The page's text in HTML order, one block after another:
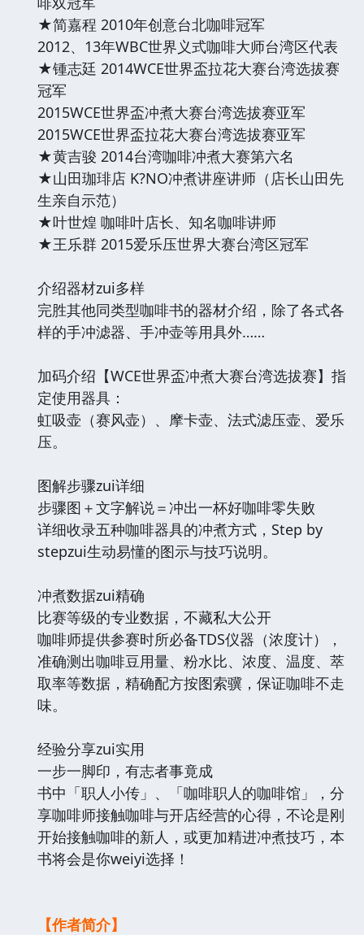
★简嘉程 2010年创意台北咖啡冠军
2012、13年WBC世界义式咖啡大师台湾区代表
★锺志廷 2014WCE世界盃拉花大赛台湾选拔赛
冠军
2015WCE世界盃冲煮大赛台湾选拔赛亚军
2015WCE世界盃拉花大赛台湾选拔赛亚军
★黄吉骏 2014台湾咖啡冲煮大赛第六名
★山田珈琲店 K?NO冲煮讲座讲师（店长山田先
生亲自示范）
★叶世煌 咖啡叶店长、知名咖啡讲师
★王乐群 2015爱乐压世界大赛台湾区冠军
介绍器材zui多样
完胜其他同类型咖啡书的器材介绍，除了各式各
样的手冲滤器、手冲壶等用具外……
加码介绍【WCE世界盃冲煮大赛台湾选拔赛】指
定使用器具：
虹吸壶（赛风壶）、摩卡壶、法式滤压壶、爱乐
压。
图解步骤zui详细
步骤图＋文字解说＝冲出一杯好咖啡零失败
详细收录五种咖啡器具的冲煮方式，Step by
stepzui生动易懂的图示与技巧说明。
冲煮数据zui精确
比赛等级的专业数据，不藏私大公开
咖啡师提供参赛时所必备TDS仪器（浓度计），
准确测出咖啡豆用量、粉水比、浓度、温度、萃
取率等数据，精确配方按图索骥，保证咖啡不走
味。
经验分享zui实用
一步一脚印，有志者事竟成
书中「职人小传」、「咖啡职人的咖啡馆」，分
享咖啡师接触咖啡与开店经营的心得，不论是刚
开始接触咖啡的新人，或更加精进冲煮技巧，本
书将会是你weiyi选择！
【作者简介】